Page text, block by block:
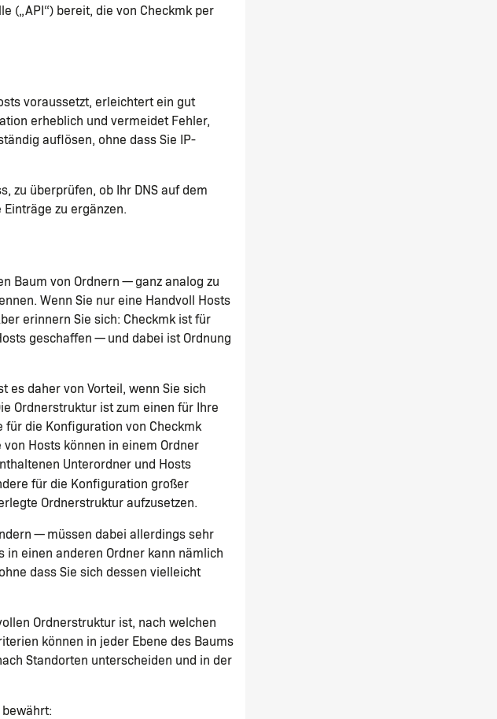
(„API“) bereit, die von Checkmk per
voraussetzt, erleichtert ein gut
erheblich und vermeidet Fehler,
auflösen, ohne dass Sie IP-
zu überprüfen, ob Ihr DNS auf dem
zu ergänzen.
Baum von Ordnern — ganz analog zu
Wenn Sie nur eine Handvoll Hosts
erinnern Sie sich: Checkmk ist für
geschaffen — und dabei ist Ordnung
es daher von Vorteil, wenn Sie sich
Ordnerstruktur ist zum einen für Ihre
für die Konfiguration von Checkmk
Hosts können in einem Ordner
Unterordner und Hosts
für die Konfiguration großer
Ordnerstruktur aufzusetzen.
— müssen dabei allerdings sehr
in einen anderen Ordner kann nämlich
dass Sie sich dessen vielleicht
Ordnerstruktur ist, nach welchen
können in jeder Ebene des Baums
Standorten unterscheiden und in der